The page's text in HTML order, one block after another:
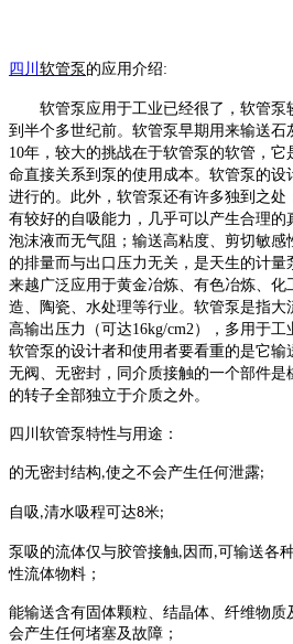
四川 软管泵 的应用介绍:
软管泵应用于工业已经很了，软管泵
到半个多世纪前。软管泵早期用来输送
10年，较大的挑战在于软管泵的软管，
命直接关系到泵的使用成本。软管泵的
进行的。此外，软管泵还有许多独到之
有较好的自吸能力，几乎可以产生合理的
泡沫液而无气阻；输送高粘度、剪切敏感
的排量而与出口压力无关，是天生的计量
来越广泛应用于黄金冶炼、有色冶炼、化
造、陶瓷、水处理等行业。软管泵是指大
高输出压力（可达16kg/cm2），多用于工
软管泵的设计者和使用者要看重的是它输
无阀、无密封，同介质接触的一个部件是
的转子全部独立于介质之外。
四川 软管泵特性与用途：
的无密封结构,使之不会产生任何泄露;
自吸 ,清水吸程可达8米;
泵吸的流体仅与胶管接触, 因而 ,可输送各
性流体物料；
能输送含有固体颗粒、结晶体、纤维物质
会产生任何堵塞及故障；